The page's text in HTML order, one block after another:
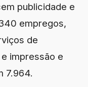
publicidade e
empregos,
de
impressão e
7.964.